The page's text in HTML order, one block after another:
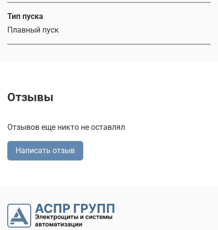
Тип пуска
Плавный пуск
Отзывы
Отзывов еще никто не оставлял
Написать отзыв